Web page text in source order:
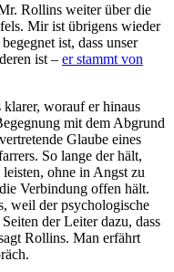
Rollins weiter über die
Mir ist übrigens wieder
ist, dass unser
ist – er stammt von
worauf er hinaus
mit dem Abgrund
Glaube eines
So lange der hält,
ohne in Angst zu
Verbindung offen hält.
weil der psychologische
der Leiter dazu, dass
Rollins. Man erfährt